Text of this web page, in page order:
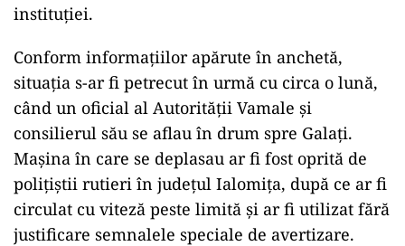
instituției.
Conform informațiilor apărute în anchetă,
situația s-ar fi petrecut în urmă cu circa o lună,
când un oficial al Autorității Vamale și
consilierul său se aflau în drum spre Galați.
Mașina în care se deplasau ar fi fost oprită de
polițiștii rutieri în județul Ialomița, după ce ar fi
circulat cu viteză peste limită și ar fi utilizat fără
justificare semnalele speciale de avertizare.